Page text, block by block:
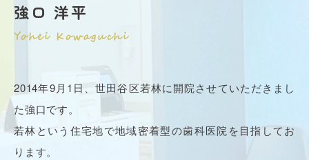
強口 洋平
Yohei Kowaguchi
2014年9月1日、世田谷区若林に開院させていただきまし
た強口です。
若林という住宅地で地域密着型の歯科医院を目指してお
ります。